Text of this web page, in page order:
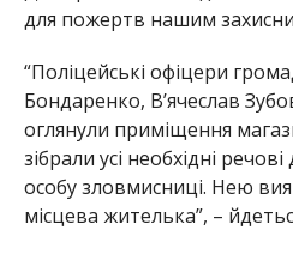
для пожертв нашим
“Поліцейські офіцери
Бондаренко, Вʼячеслав
оглянули приміщення
зібрали усі необхідні
особу зловмисниці. Нею
місцева жителька”, –